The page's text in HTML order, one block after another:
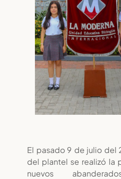
El pasado 9 de julio del
del plantel se realizó la
nuevos